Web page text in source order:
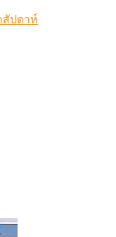
สัปดาห์